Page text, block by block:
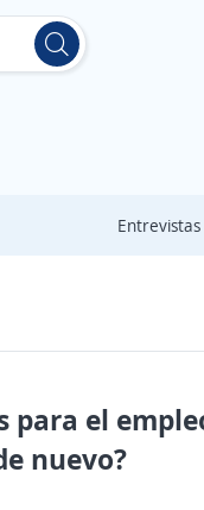
Entrevistas
para el
nuevo?